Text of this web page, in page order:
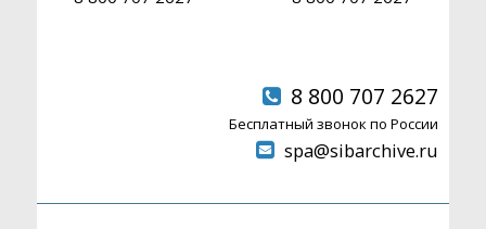
8 800 707 2627
Бесплатный звонок по России
spa@sibarchive.ru